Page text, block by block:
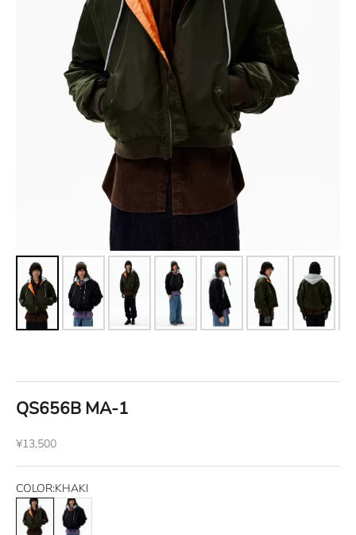
QS656B MA-1
セール価格
¥13,500
COLOR:KHAKI
KHAKI
BLACK